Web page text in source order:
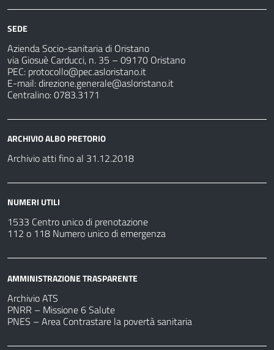
SEDE
Azienda Socio-sanitaria di Oristano
via Giosuè Carducci, n. 35 – 09170 Oristano
PEC: protocollo@pec.asloristano.it
E-mail:direzione.generale@asloristano.it
Centralino: 0783.3171
ARCHIVIO ALBO PRETORIO
Archivio atti fino al 31.12.2018
NUMERI UTILI
1533 Centro unico di prenotazione
112 o 118 Numero unico di emergenza
AMMINISTRAZIONE TRASPARENTE
Archivio ATS
PNRR – Missione 6 Salute
PNES – Area Contrastare la povertà sanitaria